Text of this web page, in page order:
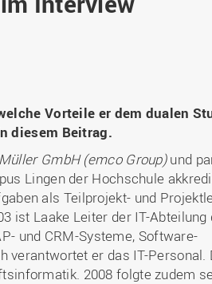
Das bietet Lingen
Veranstaltungen
Fachtagungen
Ausschreibungen zu
Förderungen und
Forschungsbericht
Vorteile er dem dualen
diesem Beitrag.
GmbH (emco Group)und
Lingen der Hochschule
als Teilprojekt- und
ist Laake Leiter der IT-Abteilung
und CRM-Systeme, Software-
verantwortet er das IT-Personal.
2008 folgte zudem